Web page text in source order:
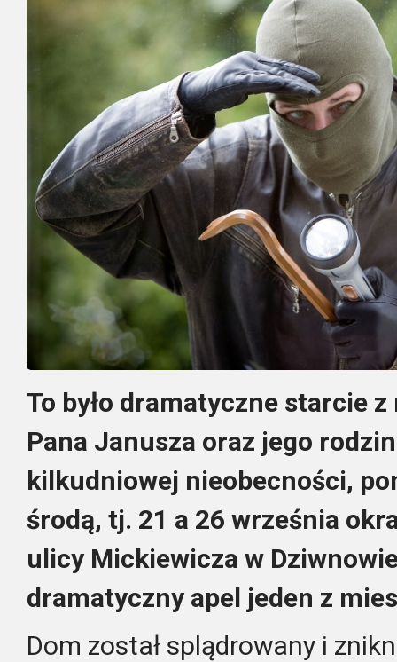
To było dramatyczne starcie
Pana Janusza oraz jego
kilkudniowej nieobecności,
środą, tj. 21 a 26 września
ulicy Mickiewicza w
dramatyczny apel jeden z
Dom został splądrowany i